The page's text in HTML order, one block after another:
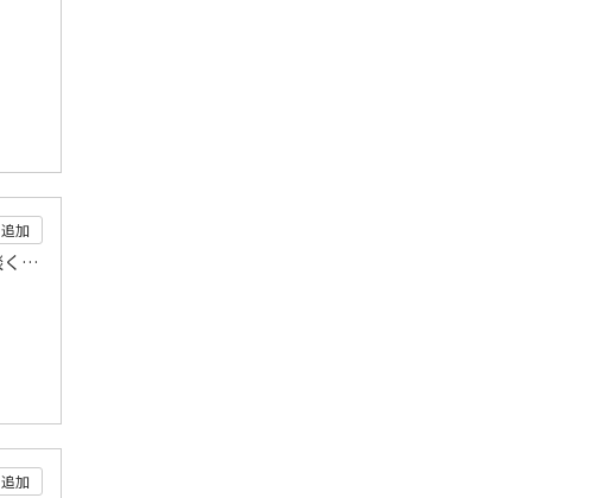
追加
土地関係申請・農地法申請・測量・相続手続き等お気軽にご相談ください
追加